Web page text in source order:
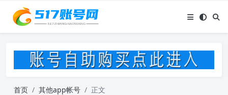
首页 其他app帐号 正文